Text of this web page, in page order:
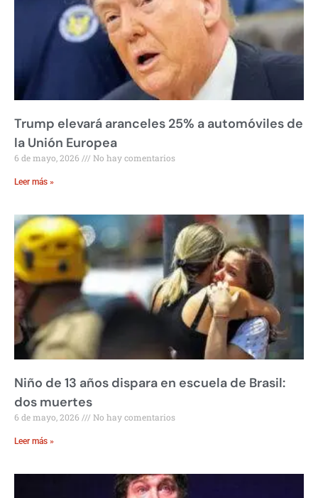
Trump elevará aranceles 25% a automóviles de
la Unión Europea
6 de mayo, 2026 No hay comentarios
Leer más »
Niño de 13 años dispara en escuela de Brasil:
dos muertes
6 de mayo, 2026 No hay comentarios
Leer más »